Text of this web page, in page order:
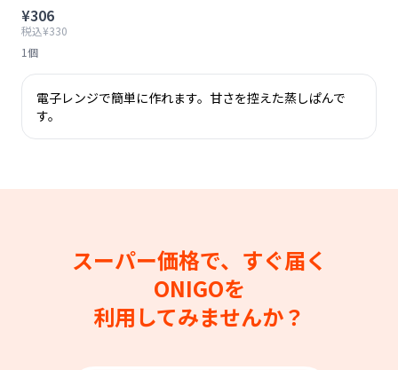
¥306
税込¥330
1個
電子レンジで簡単に作れます。甘さを控えた蒸しぱんで
す。
スーパー価格で、すぐ届く
ONIGOを
利用してみませんか？